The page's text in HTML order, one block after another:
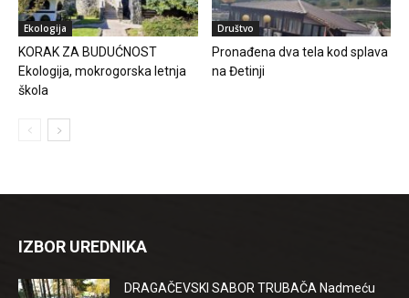
Ekologija
KORAK ZA BUDUĆNOST
Ekologija, mokrogorska letnja
škola
Društvo
Pronađena dva tela kod splava
na Đetinji
IZBOR UREDNIKA
DRAGAČEVSKI SABOR TRUBAČA Nadmeću